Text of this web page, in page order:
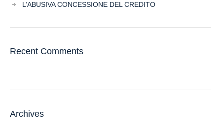
L’ABUSIVA CONCESSIONE DEL CREDITO
Recent Comments
Archives